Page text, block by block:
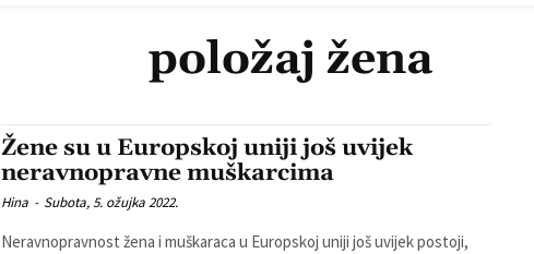
položaj žena
Žene su u Europskoj uniji još uvijek
neravnopravne muškarcima
Hina - Subota, 5. ožujka 2022.
Neravnopravnost žena i muškaraca u Europskoj uniji još uvijek postoji,